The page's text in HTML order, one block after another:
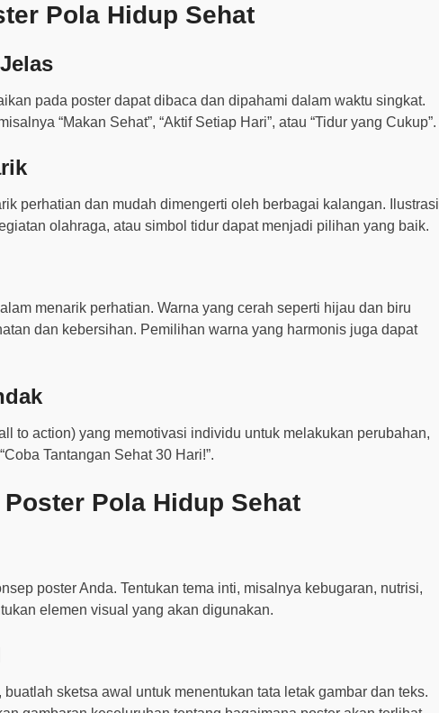
Pola Hidup Sehat
pada poster dapat dibaca dan dipahami dalam waktu singkat.
“Makan Sehat”, “Aktif Setiap Hari”, atau “Tidur yang Cukup”.
perhatian dan mudah dimengerti oleh berbagai kalangan. Ilustrasi
olahraga, atau simbol tidur dapat menjadi pilihan yang baik.
menarik perhatian. Warna yang cerah seperti hijau dan biru
dan kebersihan. Pemilihan warna yang harmonis juga dapat
to action) yang memotivasi individu untuk melakukan perubahan,
Tantangan Sehat 30 Hari!”.
Pola Hidup Sehat
poster Anda. Tentukan tema inti, misalnya kebugaran, nutrisi,
elemen visual yang akan digunakan.
sketsa awal untuk menentukan tata letak gambar dan teks.